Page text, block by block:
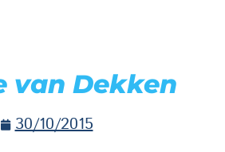
van Dekken
30/10/2015